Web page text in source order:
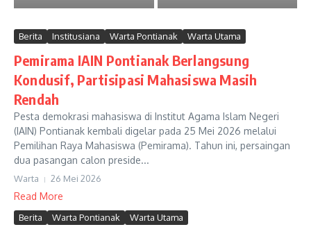
Berita Institusiana Warta Pontianak Warta Utama
Pemirama IAIN Pontianak Berlangsung
Kondusif, Partisipasi Mahasiswa Masih
Rendah
Pesta demokrasi mahasiswa di Institut Agama Islam Negeri
(IAIN) Pontianak kembali digelar pada 25 Mei 2026 melalui
Pemilihan Raya Mahasiswa (Pemirama). Tahun ini, persaingan
dua pasangan calon preside...
Warta 26 Mei 2026
Read More
Berita Warta Pontianak Warta Utama